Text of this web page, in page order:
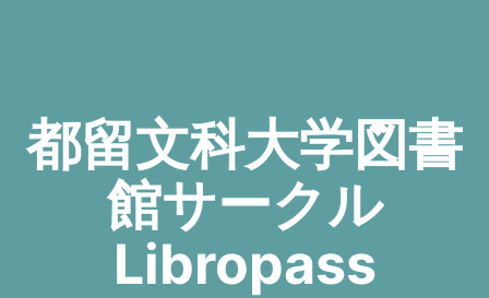
ー
都留文科大学図書
館サークル
Libropass